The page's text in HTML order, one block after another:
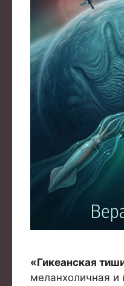
«Гикеанская
меланхоличная